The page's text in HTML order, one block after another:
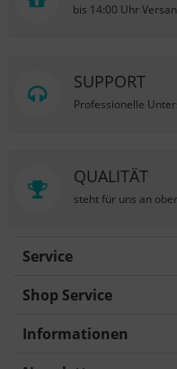
bis 14:00 Uhr
SUPPORT
Professionelle
QUALITÄT
steht für uns an
Service
Shop Service
Informationen